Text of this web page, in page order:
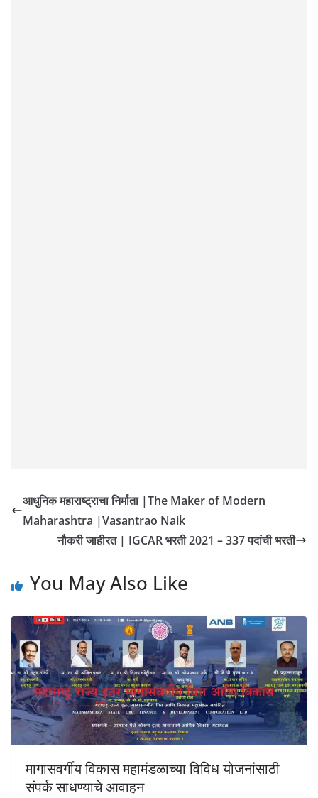
आधुनिक महाराष्ट्राचा निर्माता |The Maker of Modern
Maharashtra |Vasantrao Naik
नौकरी जाहीरत | IGCAR भरती 2021 – 337 पदांची भरती
You May Also Like
मागासवर्गीय विकास महामंडळाच्या विविध योजनांसाठी
संपर्क साधण्याचे आवाहन